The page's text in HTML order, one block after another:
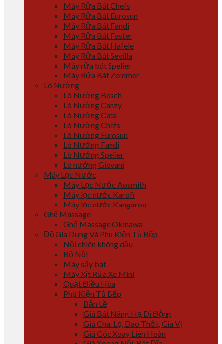
Máy Rửa Bát Chefs
Máy Rửa Bát Eurosun
Máy Rửa Bát Fandi
Máy Rửa Bát Faster
Máy Rửa Bát Hafele
Máy Rửa Bát Sevilla
Máy rửa bát Spelier
Máy Rửa Bát Zemmer
Lò Nướng
Lò Nướng Bosch
Lò Nướng Canzy
Lò Nướng Cata
Lò Nướng Chefs
Lò Nướng Eurosun
Lò Nướng Fandi
Lò Nướng Spelier
Lò nướng Giovani
Máy Lọc Nước
Máy Lọc Nước Aosmith
Máy lọc nước Karofi
Máy lọc nước Kangaroo
Ghế Massage
Ghế Massage Okinawa
Đồ Gia Dụng Và Phụ Kiện Tủ Bếp
Nồi chiên không dầu
Bộ Nồi
Máy sấy bát
Máy Xịt Rửa Xe Mini
Quạt Điều Hòa
Phụ Kiện Tủ Bếp
Bản Lề
Giá Bát Nâng Hạ Di Động
Giá Chai Lọ, Dao Thớt, Gia Vị
Giá Góc Xoay Liên Hoàn